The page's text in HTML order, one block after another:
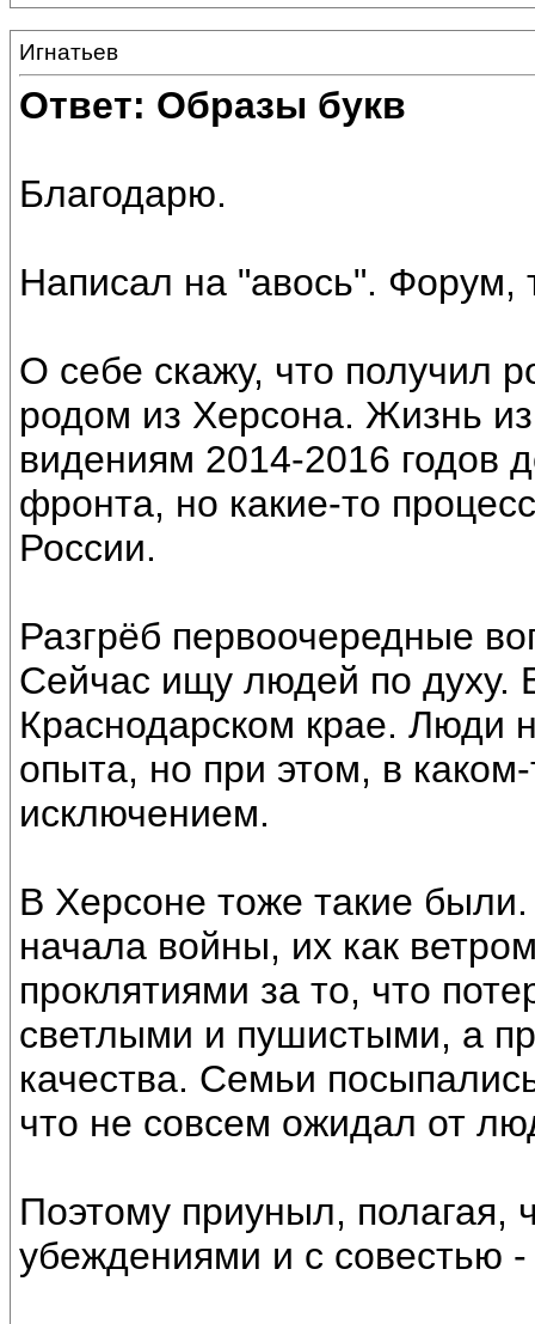
Игнатьев
Ответ: Образы букв
Благодарю.
Написал на "авось". Форум,
О себе скажу, что получил
родом из Херсона. Жизнь
видениям 2014-2016 годов
фронта, но какие-то
России.
Разгрёб первоочередные
Сейчас ищу людей по духу.
Краснодарском крае. Люди
опыта, но при этом, в
исключением.
В Херсоне тоже такие
начала войны, их как
проклятиями за то, что
светлыми и пушистыми, а
качества. Семьи
что не совсем ожидал от
Поэтому приуныл,
убеждениями и с совестью